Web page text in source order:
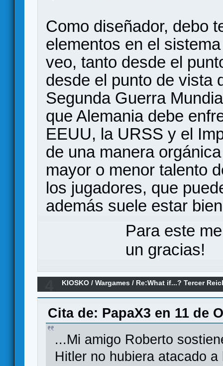
Como diseñador, debo
elementos en el
veo, tanto desde el
desde el punto de vista
Segunda Guerra
que Alemania debe
EEUU, la URSS y el
de una manera
mayor o menor talento
los jugadores, que
además suele estar
Para este
un gracias!
KIOSKO /Wargames / Re:What if...? Tercer
Cita de: PapaX3 en 11 de
...Mi amigo Roberto
Hitler no hubiera atacado